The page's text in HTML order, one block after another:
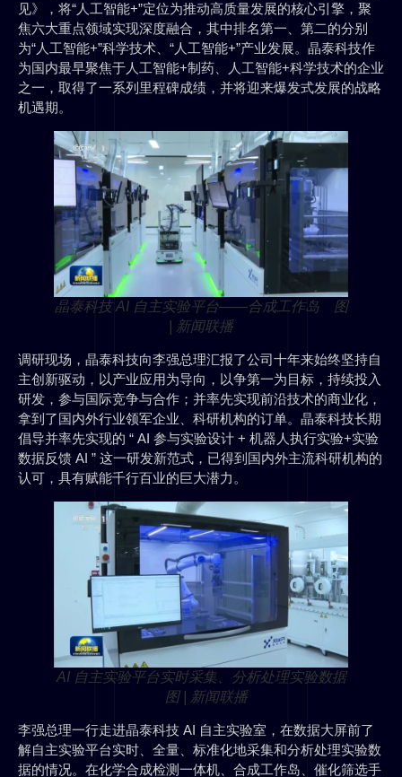
见》，将“人工智能+”定位为推动高质量发展的核心引擎，聚
焦六大重点领域实现深度融合，其中排名第一、第二的分别
为“人工智能+”科学技术、“人工智能+”产业发展。晶泰科技作
为国内最早聚焦于人工智能+制药、人工智能+科学技术的企业
之一，取得了一系列里程碑成绩，并将迎来爆发式发展的战略
机遇期。
晶泰科技 AI 自主实验平台——合成工作岛 图
| 新闻联播
调研现场，晶泰科技向李强总理汇报了公司十年来始终坚持自
主创新驱动，以产业应用为导向，以争第一为目标，持续投入
研发，参与国际竞争与合作；并率先实现前沿技术的商业化，
拿到了国内外行业领军企业、科研机构的订单。晶泰科技长期
倡导并率先实现的 “ AI 参与实验设计 + 机器人执行实验+实验
数据反馈 AI ” 这一研发新范式，已得到国内外主流科研机构的
认可，具有赋能千行百业的巨大潜力。
AI 自主实验平台实时采集、分析处理实验数据
图 | 新闻联播
李强总理一行走进晶泰科技 AI 自主实验室，在数据大屏前了
解自主实验平台实时、全量、标准化地采集和分析处理实验数
据的情况。在化学合成检测一体机、合成工作岛、催化筛选手